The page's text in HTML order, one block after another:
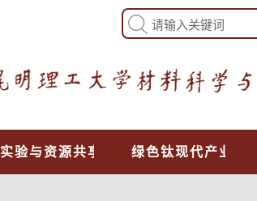
实验与资源共享中心 绿色钛现代产业学院